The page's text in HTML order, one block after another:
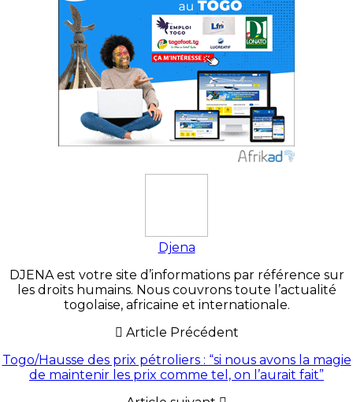
Djena
DJENA est votre site d’informations par référence sur
les droits humains. Nous couvrons toute l’actualité
togolaise, africaine et internationale.
Article Précédent
Togo/Hausse des prix pétroliers : “si nous avons la magie
de maintenir les prix comme tel, on l’aurait fait”